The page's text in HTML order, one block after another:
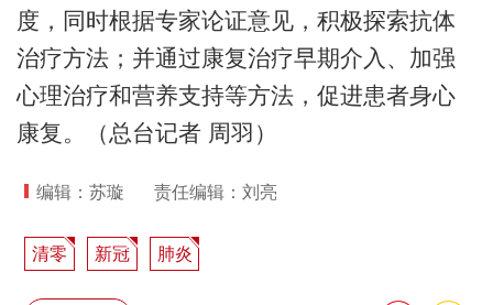
度，同时根据专家论证意见，积极探索抗体
治疗方法；并通过康复治疗早期介入、加强
心理治疗和营养支持等方法，促进患者身心
康复。（总台记者 周羽）
编辑：苏璇 责任编辑：刘亮
清零 新冠 肺炎